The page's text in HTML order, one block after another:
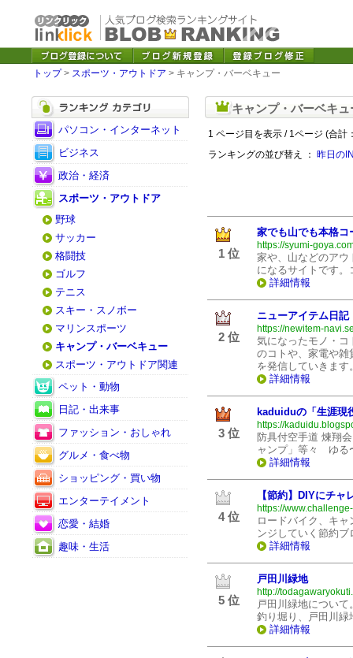
トップ> スポーツ・アウトドア > キャンプ・バーベキュー
パソコン・インターネット
ビジネス
政治・経済
スポーツ・アウトドア
野球
サッカー
格闘技
ゴルフ
テニス
スキー・スノボー
マリンスポーツ
キャンプ・バーベキュー
スポーツ・アウトドア関連
ペット・動物
日記・出来事
ファッション・おしゃれ
グルメ・食べ物
ショッピング・買い物
エンターテイメント
恋愛・結婚
趣味・生活
キャンプ・バーベキュ
1 ページ目を表示 / 1ページ (合計
ランキングの並び替え ： 昨日の
1 位
家でも山でも本格コ
https://syumi-
家や、山などのアウ
になるサイトです
詳細情報
2 位
ニューアイテム日記
https://newitem-
気になったモノ・
のコトや、家電や雑
を発信していきます
詳細情報
3 位
kaduiduの「生涯現
https://
防具付空手道 煉翔
ャンプ」等々 ゆる
詳細情報
4 位
【節約】DIYにチ
https://
ロードバイク、キ
ンジしていく節約ブ
詳細情報
5 位
戸田川緑地
http://
戸田川緑地につい
釣り堀り、戸田川緑
詳細情報